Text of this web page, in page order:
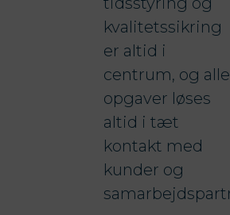
kvalitetssikring
er altid i
centrum, og alle
opgaver løses
altid i tæt
kontakt med
kunder og